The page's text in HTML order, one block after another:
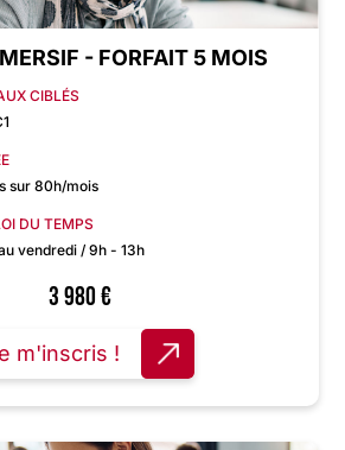
- FORFAIT 5 MOIS
CIBLÉS
sur 80h/mois
DU TEMPS
vendredi / 9h - 13h
3 980€
m'inscris !